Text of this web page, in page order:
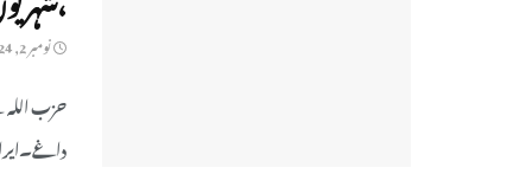
نومبر 2, 2024
حزب اللہ